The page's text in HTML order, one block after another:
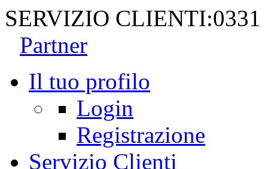
SERVIZIO CLIENTI:0331
Partner
Il tuo profilo
Login
Registrazione
Servizio Clienti